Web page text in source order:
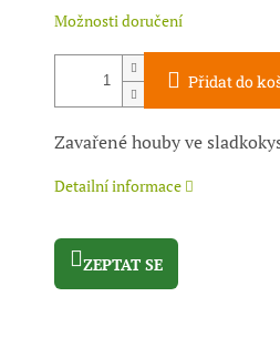
Možnosti doručení
Přidat do
Zavařené houby ve
Detailní informace
ZEPTAT SE